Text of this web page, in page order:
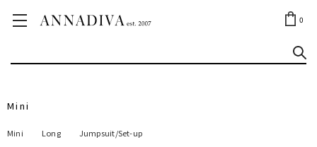
0
ANNA JEWELRY
Mini
Mini Long Jumpsuit/Set-up